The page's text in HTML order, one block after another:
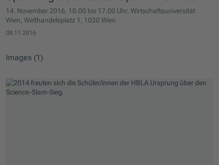
14. November 2016, 10.00 bis 17.00 Uhr, Wirtschaftsuniversität
Wien, Welthandelsplatz 1, 1020 Wien
08.11.2016
Images (1)
Skip slider